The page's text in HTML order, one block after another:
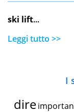
ski lift...
Leggi tutto >>
I
dire